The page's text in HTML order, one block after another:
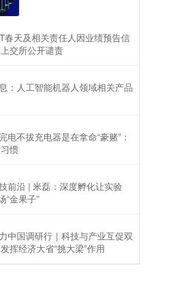
春天及相关责任人因业绩预告信
交所公开谴责
：人工智能机器人领域相关产品
电不拔充电器是在拿命“豪赌”：
惯
前沿 | 米磊：深度孵化让实验
“金果子”
中国调研行｜科技与产业互促双
经济大省“挑大梁”作用